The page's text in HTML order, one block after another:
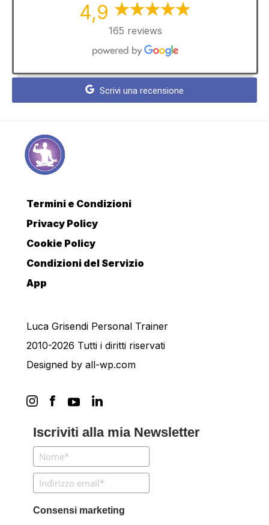
4,9
165 reviews
Scrivi una recensione
Termini e Condizioni
Privacy Policy
Cookie Policy
Condizioni del Servizio
App
Luca Grisendi Personal Trainer
2010-2026 Tutti i diritti riservati
Designed by all-wp.com
Iscriviti alla mia Newsletter
Consensi marketing